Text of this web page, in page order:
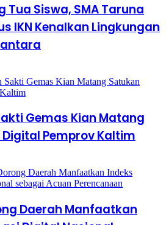
Siswa, SMA Taruna
IKN Kenalkan Lingkungan
Gemas Kian Matang
Pemprov Kaltim
Daerah Manfaatkan